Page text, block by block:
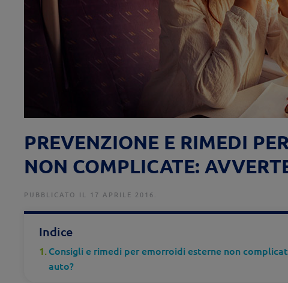
PREVENZIONE E RIMEDI
NON COMPLICATE:
PUBBLICATO IL 17 APRILE 2016.
Indice
Consigli e rimedi per emorroidi esterne non
auto?